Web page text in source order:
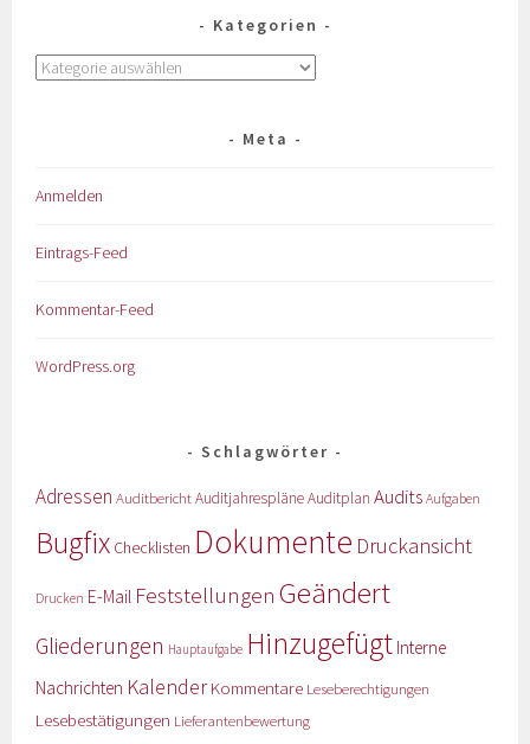
Kategorien
Meta
Anmelden
Eintrags-Feed
Kommentar-Feed
WordPress.org
Schlagwörter
Adressen AuditberichtAuditjahrespläneAuditplan Audits Aufgaben
Bugfix Checklisten Dokumente Druckansicht
Drucken E-Mail Feststellungen Geändert
Gliederungen Hauptaufgabe Hinzugefügt Interne
Nachrichten KalenderKommentare Leseberechtigungen
Lesebestätigungen Lieferantenbewertung